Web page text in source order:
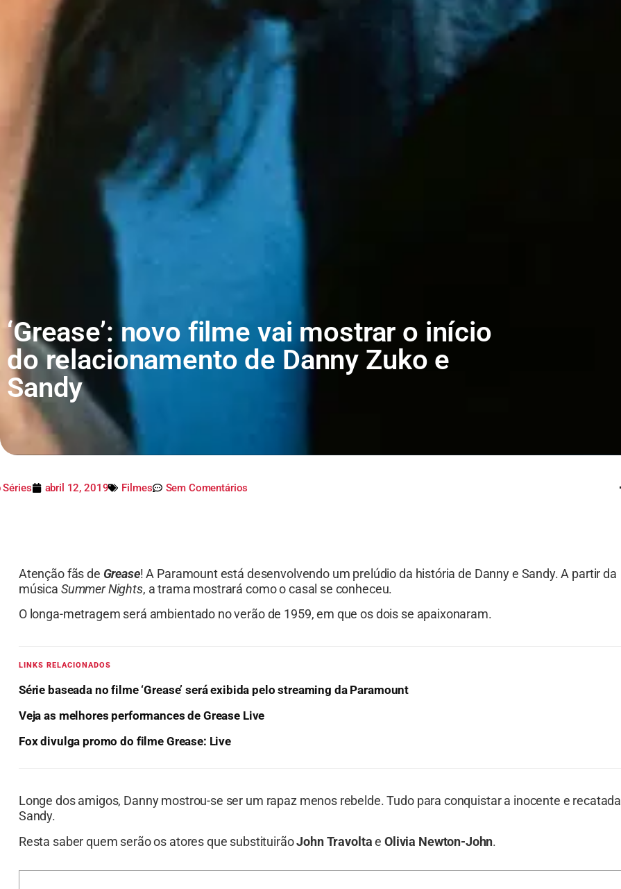
‘Grease’: novo filme vai mostrar o início
do relacionamento de Danny Zuko e
Sandy
Séries abril 12, 2019 Filmes Sem Comentários
Atenção fãs de Grease! A Paramount está desenvolvendo um prelúdio da história de Danny e Sandy. A partir da
música Summer Nights, a trama mostrará como o casal se conheceu.
O longa-metragem será ambientado no verão de 1959, em que os dois se apaixonaram.
LINKS RELACIONADOS
Série baseada no filme ‘Grease’ será exibida pelo streaming da Paramount
Veja as melhores performances de Grease Live
Fox divulga promo do filme Grease: Live
Longe dos amigos, Danny mostrou-se ser um rapaz menos rebelde. Tudo para conquistar a inocente e recatada
Sandy.
Resta saber quem serão os atores que substituirãoJohn Travoltae Olivia Newton-John.